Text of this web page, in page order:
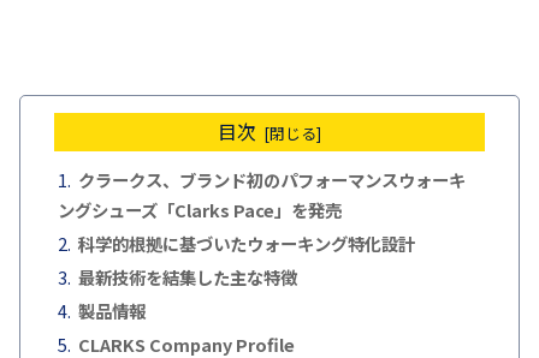
目次
クラークス、ブランド初のパフォーマンスウォーキ
ングシューズ「Clarks Pace」を発売
科学的根拠に基づいたウォーキング特化設計
最新技術を結集した主な特徴
製品情報
CLARKS Company Profile